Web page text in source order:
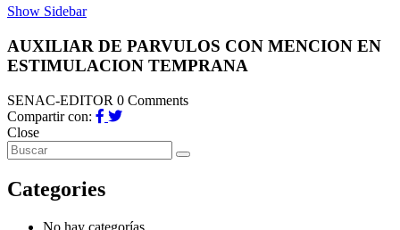
Show Sidebar
AUXILIAR DE PARVULOS CON MENCION EN
ESTIMULACION TEMPRANA
SENAC-EDITOR 0 Comments
Compartir con:
Close
Categories
No hay categorías